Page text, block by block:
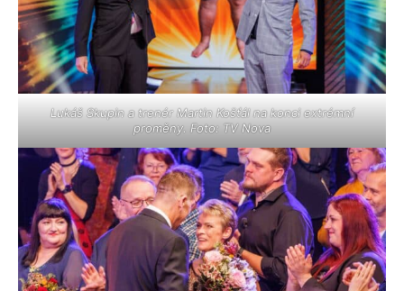
Lukáš Skupin a trenér Martin Košťál na konci extrémní
proměny. Foto: TV Nova